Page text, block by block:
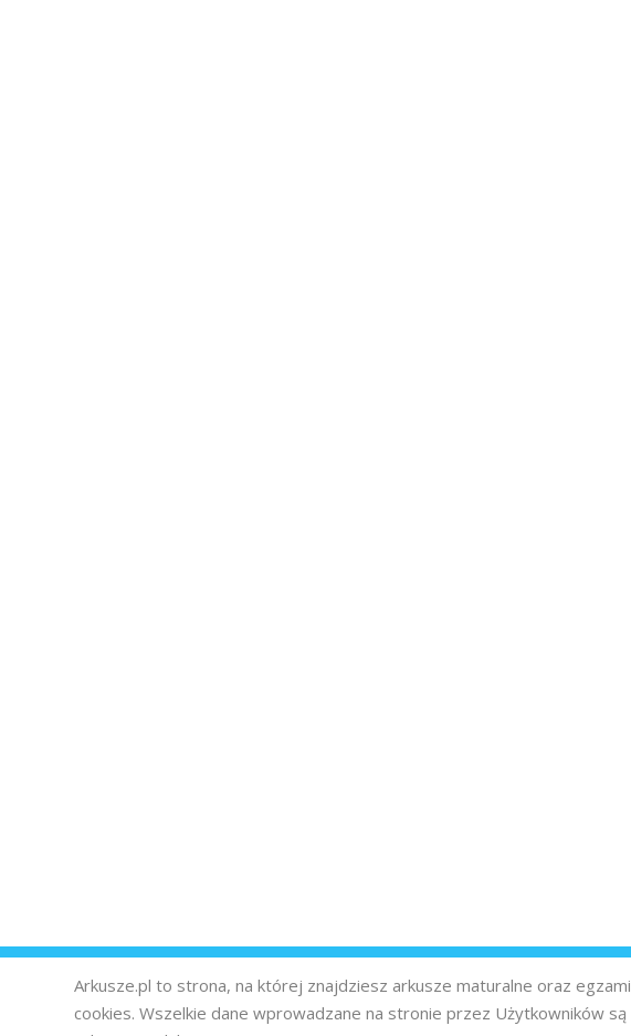
Arkusze.pl to strona, na której znajdziesz arkusze maturalne oraz
cookies. Wszelkie dane wprowadzane na stronie przez Użytkowników